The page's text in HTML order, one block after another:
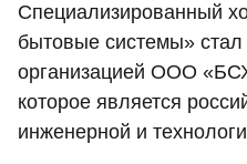
Специализированный
бытовые системы»
организацией ООО
которое является
инженерной и